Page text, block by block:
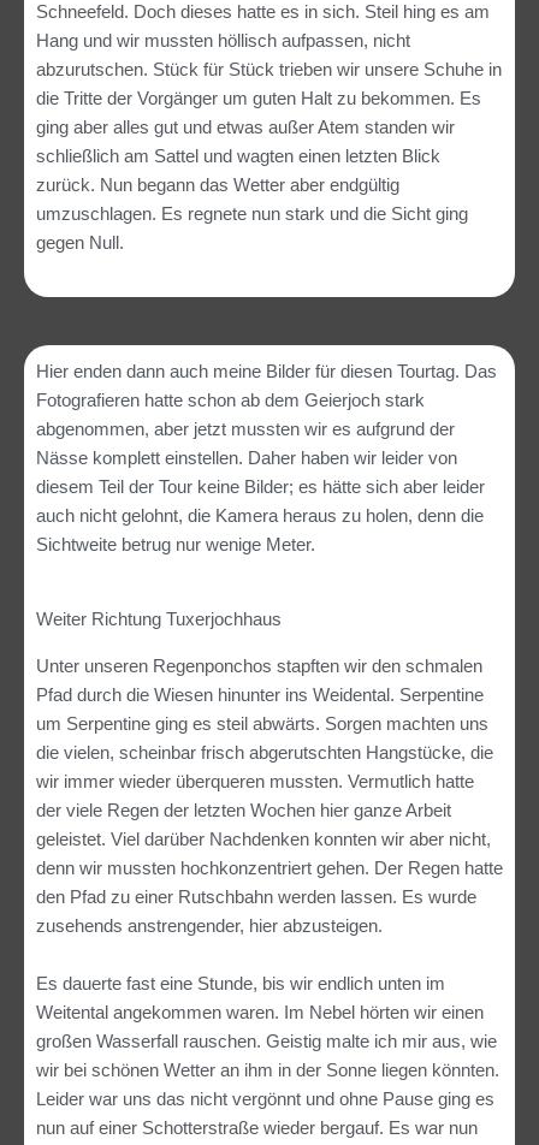
Schneefeld. Doch dieses hatte es in sich. Steil hing es am
Hang und wir mussten höllisch aufpassen, nicht
abzurutschen. Stück für Stück trieben wir unsere Schuhe in
die Tritte der Vorgänger um guten Halt zu bekommen. Es
ging aber alles gut und etwas außer Atem standen wir
schließlich am Sattel und wagten einen letzten Blick
zurück. Nun begann das Wetter aber endgültig
umzuschlagen. Es regnete nun stark und die Sicht ging
gegen Null.
Hier enden dann auch meine Bilder für diesen Tourtag. Das
Fotografieren hatte schon ab dem Geierjoch stark
abgenommen, aber jetzt mussten wir es aufgrund der
Nässe komplett einstellen. Daher haben wir leider von
diesem Teil der Tour keine Bilder; es hätte sich aber leider
auch nicht gelohnt, die Kamera heraus zu holen, denn die
Sichtweite betrug nur wenige Meter.
Weiter Richtung Tuxerjochhaus
Unter unseren Regenponchos stapften wir den schmalen
Pfad durch die Wiesen hinunter ins Weidental. Serpentine
um Serpentine ging es steil abwärts. Sorgen machten uns
die vielen, scheinbar frisch abgerutschten Hangstücke, die
wir immer wieder überqueren mussten. Vermutlich hatte
der viele Regen der letzten Wochen hier ganze Arbeit
geleistet. Viel darüber Nachdenken konnten wir aber nicht,
denn wir mussten hochkonzentriert gehen. Der Regen hatte
den Pfad zu einer Rutschbahn werden lassen. Es wurde
zusehends anstrengender, hier abzusteigen.
Es dauerte fast eine Stunde, bis wir endlich unten im
Weitental angekommen waren. Im Nebel hörten wir einen
großen Wasserfall rauschen. Geistig malte ich mir aus, wie
wir bei schönen Wetter an ihm in der Sonne liegen könnten.
Leider war uns das nicht vergönnt und ohne Pause ging es
nun auf einer Schotterstraße wieder bergauf. Es war nun